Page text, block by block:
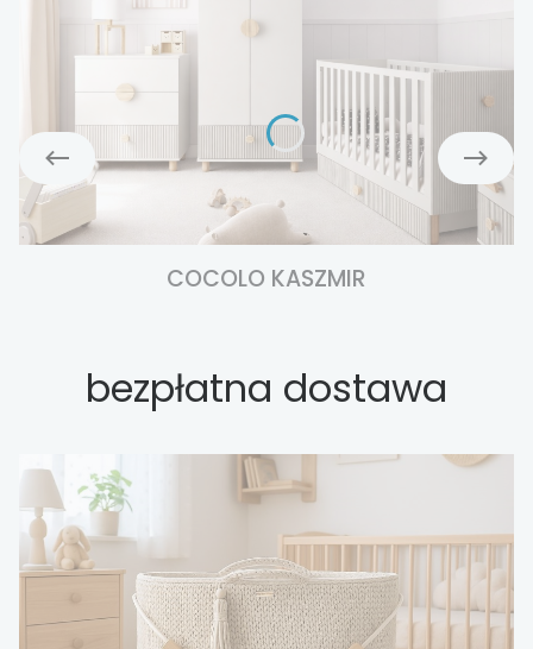
COCOLO KASZMIR
bezpłatna dostawa